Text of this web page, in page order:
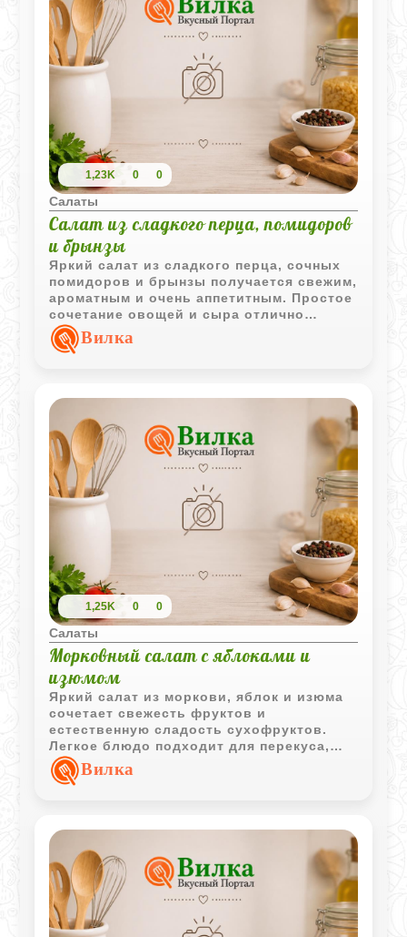
1,23K 0 0
Салаты
Салат из сладкого перца, помидоров
и брынзы
Яркий салат из сладкого перца, сочных
помидоров и брынзы получается свежим,
ароматным и очень аппетитным. Простое
сочетание овощей и сыра отлично
подходит как для повседневного стола,
так и для лёгкого ужина.
Вилка
1,25K 0 0
Салаты
Морковный салат с яблоками и
изюмом
Яркий салат из моркови, яблок и изюма
сочетает свежесть фруктов и
естественную сладость сухофруктов.
Легкое блюдо подходит для перекуса,
завтрака или полезного десерта.
Вилка